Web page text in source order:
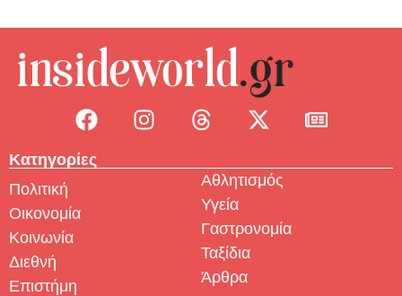
Κατηγορίες
Πολιτική
Οικονομία
Κοινωνία
Διεθνή
Επιστήμη
Αθλητισμός
Υγεία
Γαστρονομία
Ταξίδια
Άρθρα